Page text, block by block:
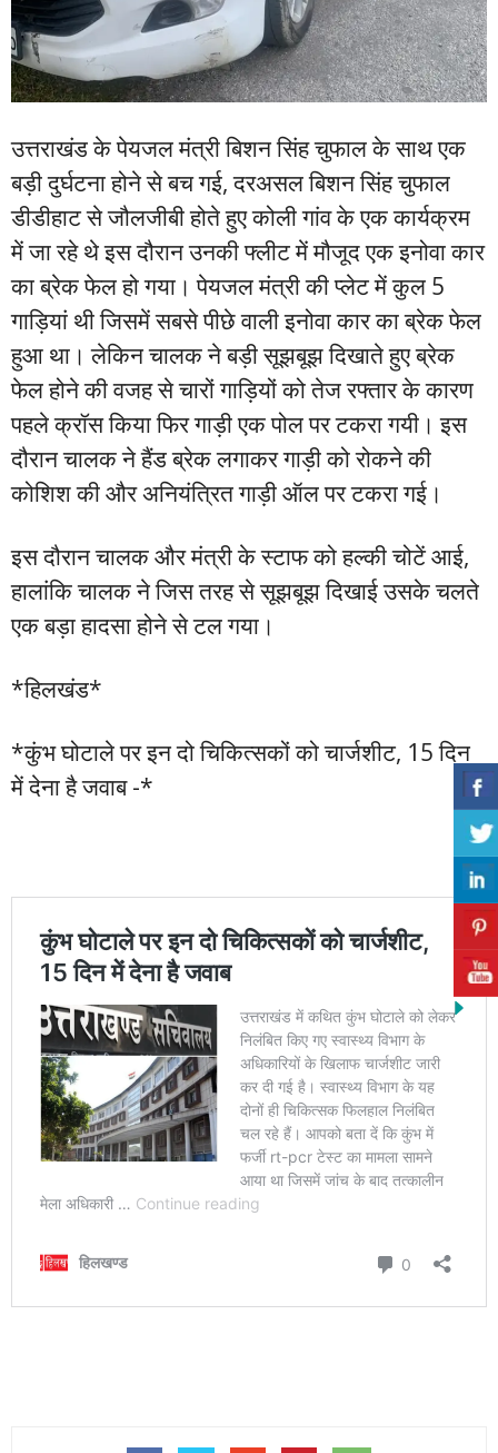
उत्तराखंड के पेयजल मंत्री बिशन सिंह चुफाल के साथ एक
बड़ी दुर्घटना होने से बच गई, दरअसल बिशन सिंह चुफाल
डीडीहाट से जौलजीबी होते हुए कोली गांव के एक कार्यक्रम
में जा रहे थे इस दौरान उनकी फ्लीट में मौजूद एक इनोवा कार
का ब्रेक फेल हो गया। पेयजल मंत्री की प्लेट में कुल 5
गाड़ियां थी जिसमें सबसे पीछे वाली इनोवा कार का ब्रेक फेल
हुआ था। लेकिन चालक ने बड़ी सूझबूझ दिखाते हुए ब्रेक
फेल होने की वजह से चारों गाड़ियों को तेज रफ्तार के कारण
पहले क्रॉस किया फिर गाड़ी एक पोल पर टकरा गयी। इस
दौरान चालक ने हैंड ब्रेक लगाकर गाड़ी को रोकने की
कोशिश की और अनियंत्रित गाड़ी ऑल पर टकरा गई।
इस दौरान चालक और मंत्री के स्टाफ को हल्की चोटें आई,
हालांकि चालक ने जिस तरह से सूझबूझ दिखाई उसके चलते
एक बड़ा हादसा होने से टल गया।
*हिलखंड*
*कुंभ घोटाले पर इन दो चिकित्सकों को चार्जशीट, 15 दिन
में देना है जवाब -*